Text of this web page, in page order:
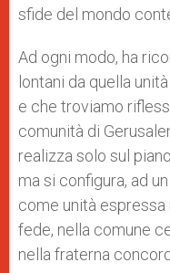
sfide del mondo
Ad ogni modo, ha
lontani da quella
e che troviamo
comunità di
realizza solo sul
ma si configura, ad
come unità
fede, nella comune
nella fraterna